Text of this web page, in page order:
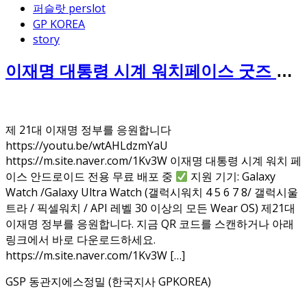
퍼슬랏 perslot
GP KOREA
story
이재명 대통령 시계 워치페이스 굿즈 무
제 21대 이재명 정부를 응원합니다
https://youtu.be/wtAHLdzmYaU
https://m.site.naver.com/1Kv3W 이재명 대통령 시계 워치 페
이스 안드로이드 전용 무료 배포 중
지원 기기: Galaxy
Watch /Galaxy Ultra Watch (갤럭시워치 4 5 6 7 8/ 갤럭시울
트라 / 픽셀워치 / API 레벨 30 이상의 모든 Wear OS) 제21대
이재명 정부를 응원합니다. 지금 QR 코드를 스캔하거나 아래
링크에서 바로 다운로드하세요.
https://m.site.naver.com/1Kv3W […]
GSP 동관지에스정밀 (한국지사 GPKOREA)